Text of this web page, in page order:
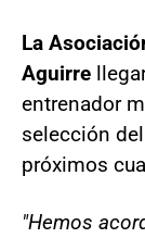
La
Aguirre
entrenador
selección
próximos
"Hemos